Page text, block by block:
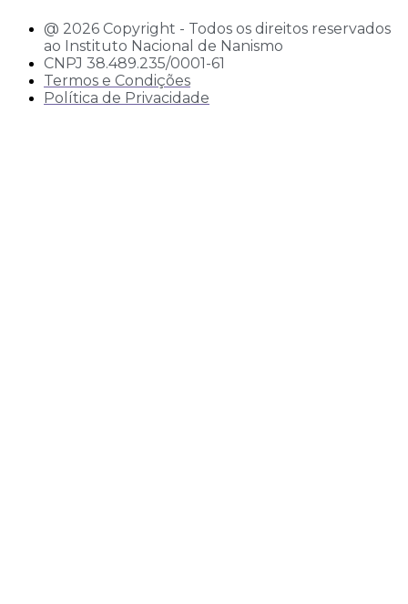
@ 2026 Copyright - Todos os direitos reservados
ao Instituto Nacional de Nanismo
CNPJ 38.489.235/0001-61
Termos e Condições
Política de Privacidade